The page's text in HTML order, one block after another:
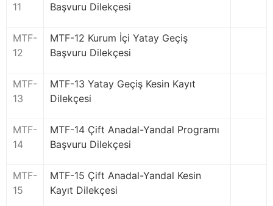
11
Başvuru Dilekçesi
MTF-
12
MTF-12 Kurum İçi Yatay Geçiş
Başvuru Dilekçesi
MTF-
13
MTF-13 Yatay Geçiş Kesin Kayıt
Dilekçesi
MTF-
14
MTF-14 Çift Anadal-Yandal Programı
Başvuru Dilekçesi
MTF-
15
MTF-15 Çift Anadal-Yandal Kesin
Kayıt Dilekçesi